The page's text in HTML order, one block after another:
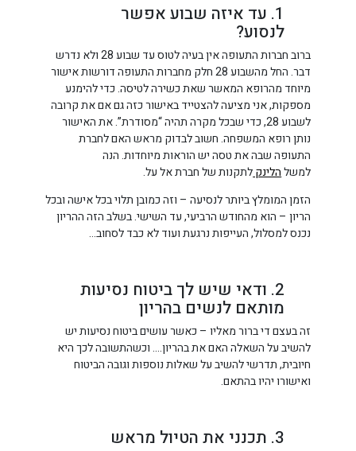
1. עד איזה שבוע אפשר
לנסוע?
ברוב חברות התעופה אין בעיה לטוס עד שבוע 28 ולא נדרש
דבר. החל מהשבוע 28 חלק מחברות התעופה דורשות אישור
מיוחד מהרופא המאשר שאת כשירה לטיסה. כדי להימנע
מספקות, אני מציעה להצטייד באישור כזה גם אם את קרובה
לשבוע 28, כדי שבכל מקרה תהיה “מסודרת”. את האישור
נותן רופא המשפחה. חשוב לבדוק מראש האם לחברת
התעופה שבה את טסה יש הוראות מיוחדות. הנה
למשלהלינקלתקנות של חברת אל על.
הזמן המומלץ ביותר לנסיעה – וזה כמובן תלוי בכל אישה ובכל
הריון – הוא מהחודש הרביעי, עד השישי. בשלב הזה ההריון
נכנס למסלול, העייפות נרגעת ועוד לא כבד לסחוב…
2. ודאי שיש לך ביטוח נסיעות
מותאם לנשים בהריון
זה בעצם די ברור מאליו – כאשר עושים ביטוח נסיעות יש
להשיב על השאלה האם את בהריון…. וכשהתשובה לכך היא
חיובית, תדרשי להשיב על שאלות נוספות וגובה הביטוח
ואישורו יהיו בהתאם.
3. תכנני את הטיול מראש